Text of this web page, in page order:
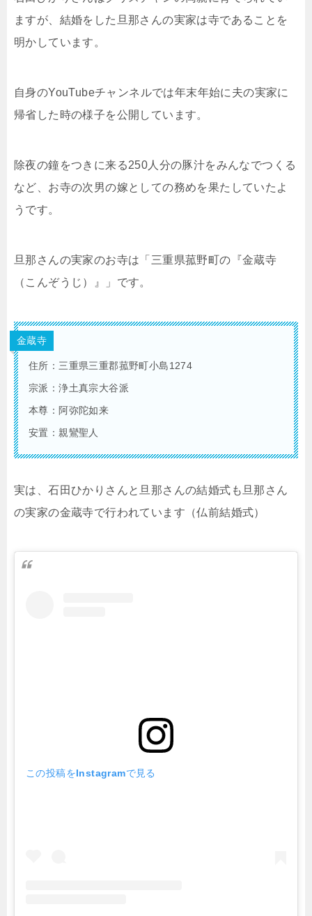
ますが、結婚をした旦那さんの実家は寺であることを
明かしています。
自身のYouTubeチャンネルでは年末年始に夫の実家に
帰省した時の様子を公開しています。
除夜の鐘をつきに来る250人分の豚汁をみんなでつくる
など、お寺の次男の嫁としての務めを果たしていたよ
うです。
旦那さんの実家のお寺は「三重県菰野町の『金蔵寺
（こんぞうじ）』」です。
金蔵寺
住所：三重県三重郡菰野町小島1274
宗派：浄土真宗大谷派
本尊：阿弥陀如来
安置：親鸞聖人
実は、石田ひかりさんと旦那さんの結婚式も旦那さん
の実家の金蔵寺で行われています（仏前結婚式）
この投稿をInstagramで見る